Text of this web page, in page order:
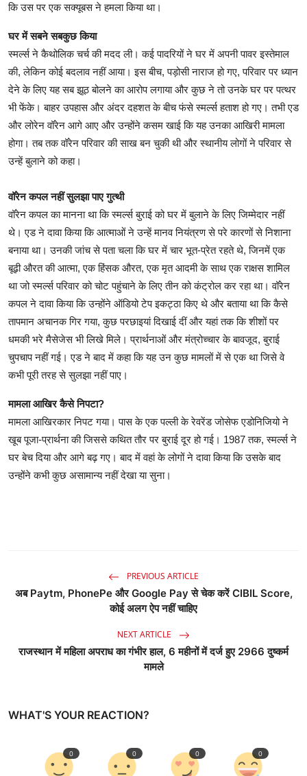
कि उस पर एक सक्यूबस ने हमला किया था।
घर में सबने सबकुछ किया
स्मर्ल्स ने कैथोलिक चर्च की मदद ली। कई पादरियों ने घर में अपनी पावर इस्तेमाल
की, लेकिन कोई बदलाव नहीं आया। इस बीच, पड़ोसी नाराज हो गए, परिवार पर ध्यान
देने के लिए यह सब झूठ बोलने का आरोप लगाया और कुछ ने तो उनके घर पर पत्थर
भी फेंके। बाहर उपहास और अंदर दहशत के बीच फंसे स्मर्ल्स हताश हो गए। तभी एड
और लोरेन वॉरेन आगे आए और उन्होंने कसम खाई कि यह उनका आखिरी मामला
होगा। तब तक वॉरेन परिवार की साख बन चुकी थी और स्थानीय लोगों ने परिवार से
उन्हें बुलाने को कहा।
वॉरेन कपल नहीं सुलझा पाए गुत्थी
वॉरेन कपल का मानना था कि स्मर्ल्स बुराई को घर में बुलाने के लिए जिम्मेदार नहीं
थे। एड ने दावा किया कि आत्माओं ने उन्हें मानव नियंत्रण से परे कारणों से निशाना
बनाया था। उनकी जांच से पता चला कि घर में चार भूत-प्रेत रहते थे, जिनमें एक
बूढ़ी औरत की आत्मा, एक हिंसक औरत, एक मृत आदमी के साथ एक राक्षस शामिल
था जो स्मर्ल्स परिवार को चोट पहुंचाने के लिए तीन को कंट्रोल कर रहा था। वॉरेन
कपल ने दावा किया कि उन्होंने ऑडियो टेप इकट्ठा किए थे और बताया था कि कैसे
तापमान अचानक गिर गया, कुछ परछाइयां दिखाई दीं और यहां तक कि शीशों पर
धमकी भरे मैसेजेस भी लिखे मिले। प्रार्थनाओं और मंत्रोच्चार के बावजूद, बुराई
चुपचाप नहीं गई। एड ने बाद में कहा कि यह उन कुछ मामलों में से एक था जिसे वे
कभी पूरी तरह से सुलझा नहीं पाए।
मामला आखिर कैसे निपटा?
मामला आखिरकार निपट गया। पास के एक पल्ली के रेवरेंड जोसेफ एडोनिजियो ने
खूब पूजा-प्रार्थना की जिससे कथित तौर पर बुराई दूर हो गई। 1987 तक, स्मर्ल्स ने
घर बेच दिया और आगे बढ़ गए। बाद में वहां के लोगों ने दावा किया कि उसके बाद
उन्होंने कभी कुछ असामान्य नहीं देखा या सुना।
PREVIOUS ARTICLE
अब Paytm, PhonePe और Google Pay से चेक करें CIBIL Score,
कोई अलग ऐप नहीं चाहिए
NEXT ARTICLE
राजस्थान में महिला अपराध का गंभीर हाल, 6 महीनों में दर्ज हुए 2966 दुष्कर्म
मामले
WHAT'S YOUR REACTION?
0 0 0 0